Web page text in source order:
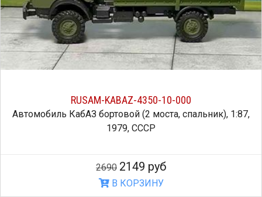
RUSAM-KABAZ-4350-10-000
Автомобиль КабАЗ бортовой (2 моста, спальник), 1:87,
1979, СССР
2690 2149 руб
В КОРЗИНУ